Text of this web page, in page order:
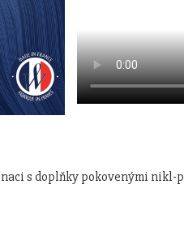
s doplňky pokovenými